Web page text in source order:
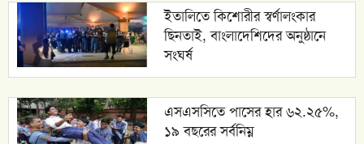
ইতালিতে কিশোরীর স্বর্ণালংকার
ছিনতাই, বাংলাদেশিদের অনুষ্ঠানে
সংঘর্ষ
এসএসসিতে পাসের হার ৬২.২৫%,
১৯ বছরের সর্বনিম্ন